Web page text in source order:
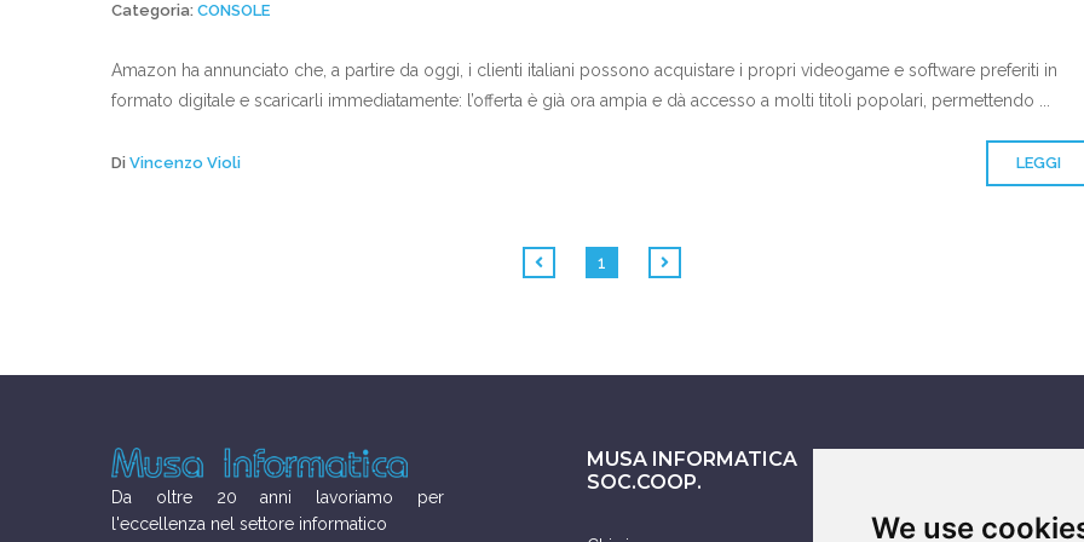
We use
Categoria: CONSOLE
Amazon ha annunciato che, a partire da oggi, i clienti italiani possono acquistare i propri videogame e software preferiti in
formato digitale e scaricarli immediatamente: l’offerta è già ora ampia e dà accesso a molti titoli popolari, permettendo ...
Di Vincenzo Violi LEGGI
1
Da oltre 20 anni lavoriamo per
l'eccellenza nel settore informatico
MUSA INFORMATICA
SOC.COOP.